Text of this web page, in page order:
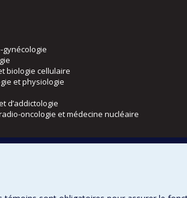
biologie cellulaire
et physiologie
d’addictologie
oncologie et médecine nucléaire